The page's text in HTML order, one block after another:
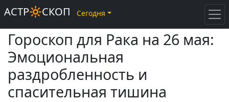
Гороскоп для Рака на 26 мая:
Эмоциональная
раздробленность и
спасительная тишина
АСТР🔆СКОП Сегодня